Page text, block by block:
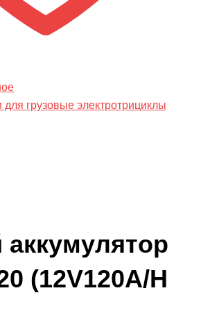
для грузовые электротрициклы
(12V120A/H